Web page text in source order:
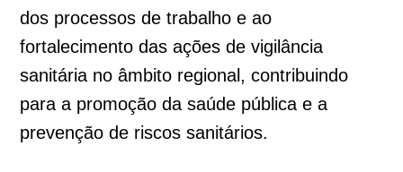
dos processos de trabalho e ao
fortalecimento das ações de vigilância
sanitária no âmbito regional, contribuindo
para a promoção da saúde pública e a
prevenção de riscos sanitários.